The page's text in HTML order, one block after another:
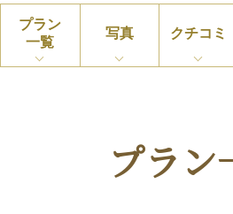
プラン
一覧
写真 クチコミ
プラン